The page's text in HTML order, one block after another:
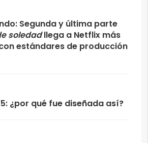
Segunda y última parte
soledadllega a Netflix más
estándares de producción
¿por qué fue diseñada así?